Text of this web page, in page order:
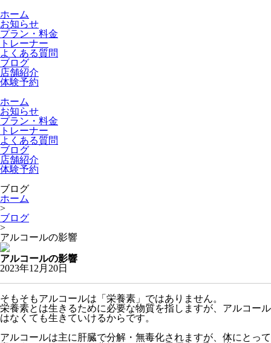
ホーム
お知らせ
プラン・料金
トレーナー
よくある質問
ブログ
店舗紹介
体験予約
ホーム
お知らせ
プラン・料金
トレーナー
よくある質問
ブログ
店舗紹介
体験予約
ブログ
ホーム
>
ブログ
>
アルコールの影響
アルコールの影響
2023年12月20日
そもそもアルコールは「栄養素」ではありません。
栄養素とは生きるために必要な物質を指しますが、アルコール
はなくても生きていけるからです。
アルコールは主に肝臓で分解・無毒化されますが、体にとって